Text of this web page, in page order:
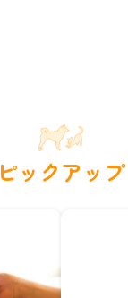
ピックアップ